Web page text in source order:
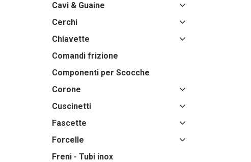
Cavi & Guaine
Cerchi
Chiavette
Comandi frizione
Componenti per Scocche
Corone
Cuscinetti
Fascette
Forcelle
Freni - Tubi inox